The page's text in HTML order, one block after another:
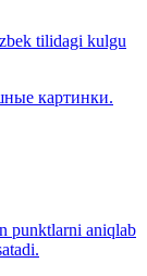
tilidagi kulgu
картинки.
punktlarni aniqlab